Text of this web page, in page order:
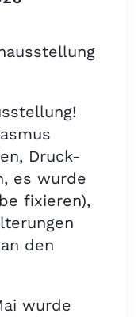
Druck-
es wurde
fixieren),
den
wurde